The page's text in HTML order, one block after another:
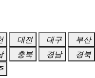
대전 대구
부산
충북 경남
경북